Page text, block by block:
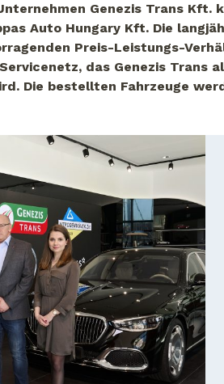
Genezis Trans Kft.
Auto Hungary Kft. Die
Preis-Leistungs-
das Genezis Trans
Die bestellten Fahrzeuge